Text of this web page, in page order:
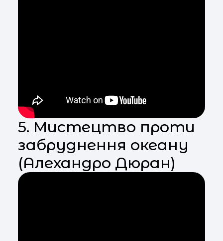
5. Мистецтво проти
забруднення океану
(Алехандро Дюран)